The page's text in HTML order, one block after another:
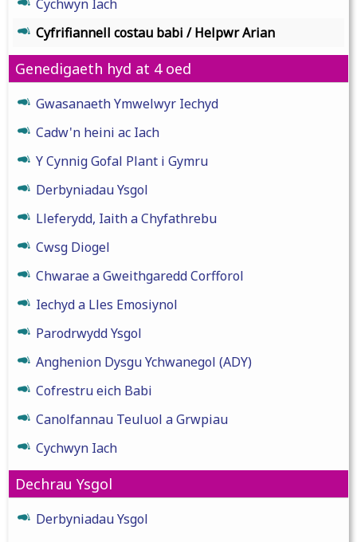
Cychwyn Iach
Cyfrifiannell costau babi / Helpwr Arian
Genedigaeth hyd at 4 oed
Gwasanaeth Ymwelwyr Iechyd
Cadw'n heini ac Iach
Y Cynnig Gofal Plant i Gymru
Derbyniadau Ysgol
Lleferydd, Iaith a Chyfathrebu
Cwsg Diogel
Chwarae a Gweithgaredd Corfforol
Iechyd a Lles Emosiynol
Parodrwydd Ysgol
Anghenion Dysgu Ychwanegol (ADY)
Cofrestru eich Babi
Canolfannau Teuluol a Grwpiau
Cychwyn Iach
Dechrau Ysgol
Derbyniadau Ysgol